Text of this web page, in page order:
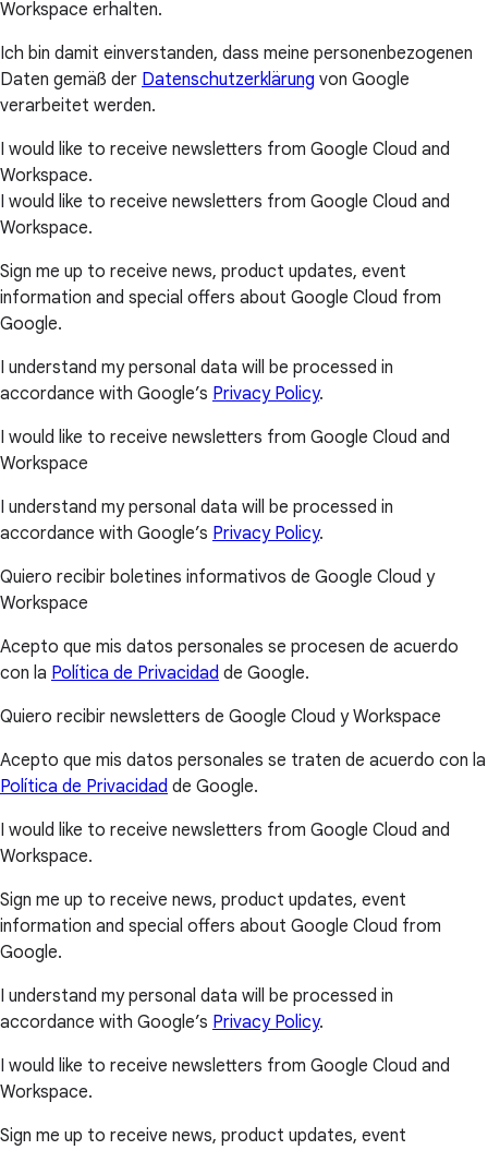
Workspace erhalten.
Ich bin damit einverstanden, dass meine personenbezogenen
Daten gemäß der Datenschutzerklärung von Google
verarbeitet werden.
I would like to receive newsletters from Google Cloud and
Workspace.
I would like to receive newsletters from Google Cloud and
Workspace.
Sign me up to receive news, product updates, event
information and special offers about Google Cloud from
Google.
I understand my personal data will be processed in
accordance with Google’s Privacy Policy.
I would like to receive newsletters from Google Cloud and
Workspace
I understand my personal data will be processed in
accordance with Google’s Privacy Policy.
Quiero recibir boletines informativos de Google Cloud y
Workspace
Acepto que mis datos personales se procesen de acuerdo
con la Política de Privacidad de Google.
Quiero recibir newsletters de Google Cloud y Workspace
Acepto que mis datos personales se traten de acuerdo con la
Política de Privacidad de Google.
I would like to receive newsletters from Google Cloud and
Workspace.
Sign me up to receive news, product updates, event
information and special offers about Google Cloud from
Google.
I understand my personal data will be processed in
accordance with Google’s Privacy Policy.
I would like to receive newsletters from Google Cloud and
Workspace.
Sign me up to receive news, product updates, event